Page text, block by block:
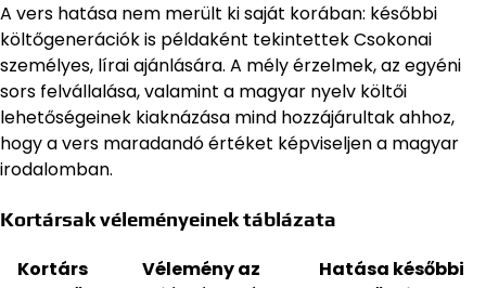
A vers hatása nem merült ki saját korában: későbbi
költőgenerációk is példaként tekintettek Csokonai
személyes, lírai ajánlására. A mély érzelmek, az egyéni
sors felvállalása, valamint a magyar nyelv költői
lehetőségeinek kiaknázása mind hozzájárultak ahhoz,
hogy a vers maradandó értéket képviseljen a magyar
irodalomban.
Kortársak véleményeinek táblázata
Kortárs
Vélemény az
Hatása későbbi